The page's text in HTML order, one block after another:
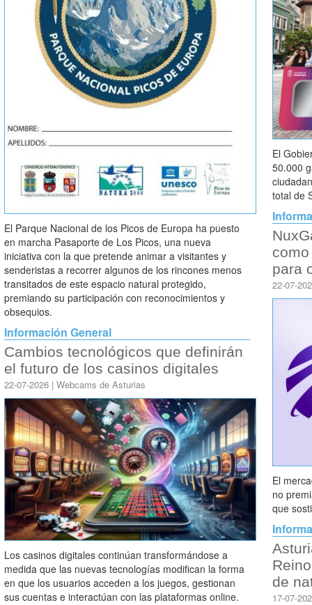
El Parque Nacional de los Picos de Europa ha puesto
en marcha Pasaporte de Los Picos, una nueva
iniciativa con la que pretende animar a visitantes y
senderistas a recorrer algunos de los rincones menos
transitados de este espacio natural protegido,
premiando su participación con reconocimientos y
obsequios.
Información General
Cambios tecnológicos que definirán
el futuro de los casinos digitales
22-07-2026 | Webcams de Asturias
Los casinos digitales continúan transformándose a
medida que las nuevas tecnologías modifican la forma
en que los usuarios acceden a los juegos, gestionan
sus cuentas e interactúan con las plataformas online.
El
50.000
total de
para
22-07-
El
no
que
de
17-07-